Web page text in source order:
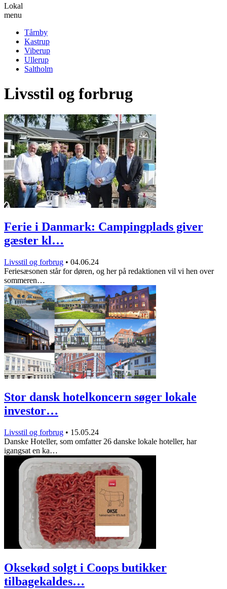
Lokal
menu
Tårnby
Kastrup
Viberup
Ullerup
Saltholm
Livsstil og forbrug
Ferie i Danmark: Campingplads giver
gæster kl…
Livsstil og forbrug • 04.06.24
Feriesæsonen står for døren, og her på redaktionen vil vi hen over
sommeren…
Stor dansk hotelkoncern søger lokale
investor…
Livsstil og forbrug • 15.05.24
Danske Hoteller, som omfatter 26 danske lokale hoteller, har
igangsat en ka…
Oksekød solgt i Coops butikker
tilbagekaldes…